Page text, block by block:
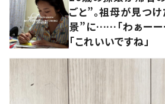
ごと”。祖母が見つ
景”に……「わぁーー
「これいいですね」